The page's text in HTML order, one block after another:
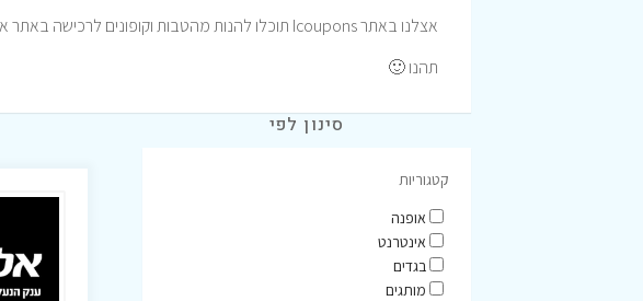
אצלנו באתר Icoupons תוכלו להנות מהטבות וקופונים לרכישה באתר אליטל
תהנו 🙂
סינון לפי
קטגוריות
אופנה
אינטרנט
בגדים
מותגים